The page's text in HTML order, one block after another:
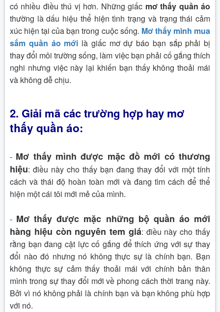
có nhiều điều thú vị hơn. Những giấc mơ thấy quần áo
thường là dấu hiệu thể hiện tình trạng và trạng thái cảm
xúc hiện tại của bạn trong cuộc sống. Mơ thấy mình mua
sắm quần áo mới là giấc mơ dự báo bạn sắp phải bị
thay đổi môi trường sống, làm việc bạn phải cố gắng thích
nghi nhưng việc này lại khiến bạn thấy không thoải mái
và không dễ chịu.
2. Giải mã các trường hợp hay mơ
thấy quần áo:
- Mơ thấy mình được mặc đồ mới có thương
hiệu: điều này cho thấy bạn đang thay đổi với một tính
cách và thái độ hoàn toàn mới và đang tìm cách để thể
hiện một cái tôi mới mẻ của mình.
- Mơ thấy được mặc những bộ quần áo mới
hàng hiệu còn nguyên tem giá: điều này cho thấy
rằng bạn đang cật lực cố gắng để thích ứng với sự thay
đổi nào đó nhưng nó không thực sự là chính bạn. Bạn
không thực sự cảm thấy thoải mái với chính bản thân
mình trong sự thay đổi mới về phong cách thời trang này.
Bởi vì nó không phải là chính bạn và bạn không phù hợp
với nó.